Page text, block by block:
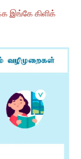
இங்கே கிளிக்